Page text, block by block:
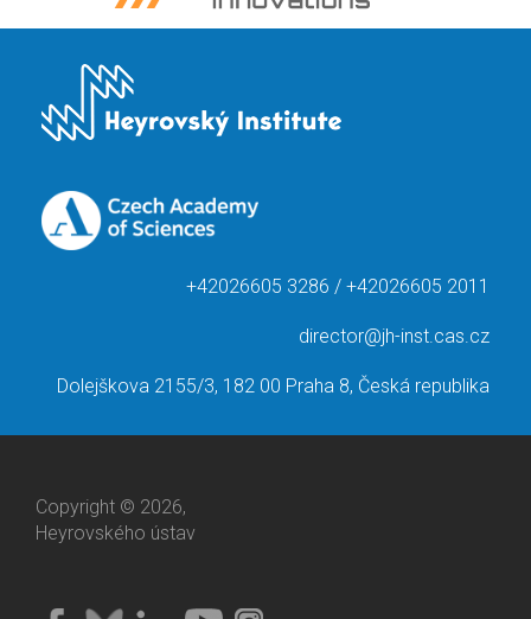
+42026605 3286 / +42026605 2011
director@jh-inst.cas.cz
Dolejškova 2155/3, 182 00 Praha 8, Česká republika
Copyright © 2026,
Heyrovského ústav